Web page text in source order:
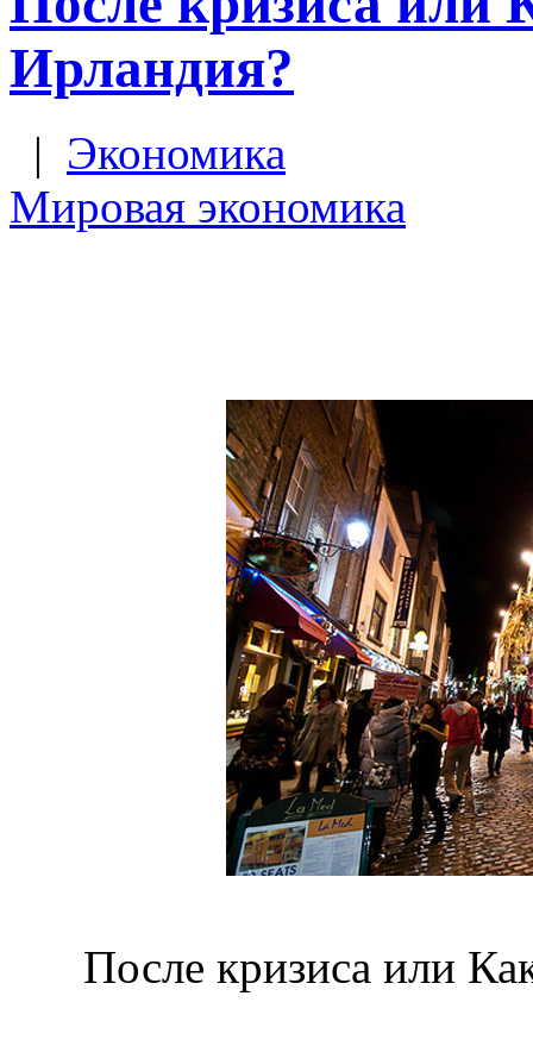
Ирландия?
| Экономика
Мировая экономика
После кризиса или